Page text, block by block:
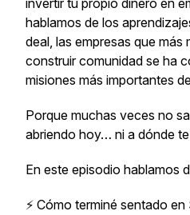
invertir tu propio dinero en
hablamos de los
deal, las empresas que
construir comunidad se ha
misiones más importantes
Porque muchas veces no
abriendo hoy… ni a dónde
En este episodio hablamos
⚡ Cómo terminé sentado